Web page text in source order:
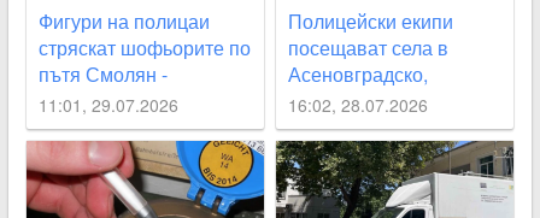
Фигури на полицаи
стряскат шофьорите по
пътя Смолян -
Асеновград
11:01, 29.07.2026
Полицейски екипи
посещават села в
Асеновградско,
Карловско, “Родопи“
през август
16:02, 28.07.2026